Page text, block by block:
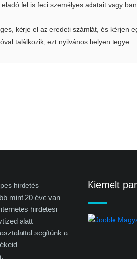
fel is fedi személyes adatait vagy
kérje el az eredeti számlát, és kérjen
találkozik, ezt nyilvános helyen tegye.
mint 20 éve van
hirdetési
alatt
segítünk a
Kiemelt